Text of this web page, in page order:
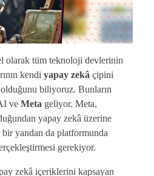
olarak tüm teknoloji devlerinin
kendi yapay zekâ çipini
olduğunu biliyoruz. Bunların
ve Meta geliyor. Meta,
yapay zekâ üzerine
bir yandan da platformunda
gerekiyor.
zekâ içeriklerini kapsayan